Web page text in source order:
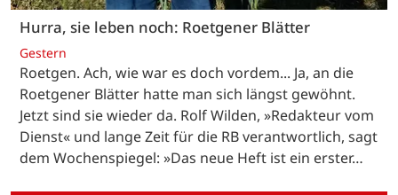
Hurra, sie leben noch: Roetgener Blätter
Gestern
Roetgen. Ach, wie war es doch vordem... Ja, an die
Roetgener Blätter hatte man sich längst gewöhnt.
Jetzt sind sie wieder da. Rolf Wilden, »Redakteur vom
Dienst« und lange Zeit für die RB verantwortlich, sagt
dem Wochenspiegel: »Das neue Heft ist ein erster…